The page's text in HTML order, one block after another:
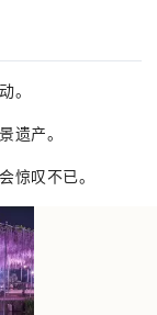
。
遗产。
惊叹不已。